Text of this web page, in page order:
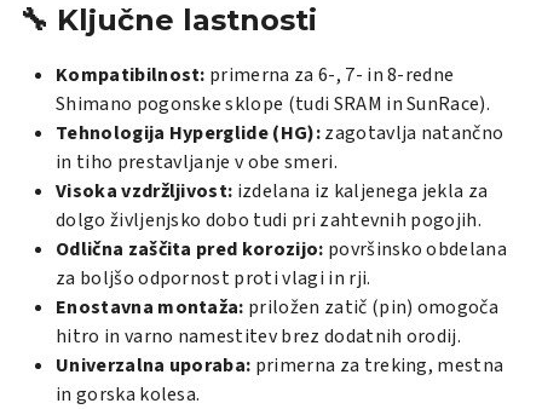
🔧 Ključne lastnosti
Kompatibilnost: primerna za 6-, 7- in 8-redne
Shimano pogonske sklope (tudi SRAM in SunRace).
Tehnologija Hyperglide (HG):zagotavlja natančno
in tiho prestavljanje v obe smeri.
Visoka vzdržljivost: izdelana iz kaljenega jekla za
dolgo življenjsko dobo tudi pri zahtevnih pogojih.
Odlična zaščita pred korozijo: površinsko obdelana
za boljšo odpornost proti vlagi in rji.
Enostavna montaža: priložen zatič (pin) omogoča
hitro in varno namestitev brez dodatnih orodij.
Univerzalna uporaba: primerna za treking, mestna
in gorska kolesa.